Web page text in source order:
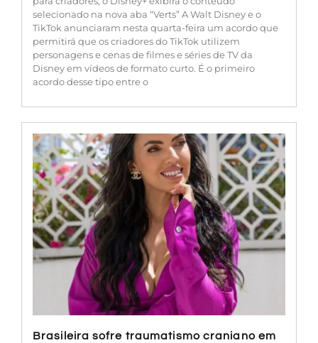
selecionado na nova aba “Verts” A Walt Disney e o
TikTok anunciaram nesta quarta-feira um acordo que
permitirá que os criadores do TikTok utilizem
personagens e cenas de filmes e séries de TV da
Disney em vídeos de formato curto. É o primeiro
acordo desse tipo entre o
Brasileira sofre traumatismo craniano em